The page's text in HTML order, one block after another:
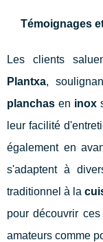
Témoignages
Les clients
Plantxa,
planchas en inox
leur facilité
également en
s'adaptent à
traditionnel à la
pour découvrir
amateurs comme